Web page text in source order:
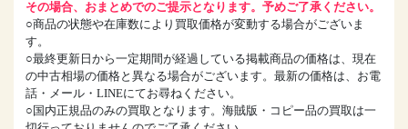
その場合、おまとめでのご提示となります。予めご了承ください。
○商品の状態や在庫数により買取価格が変動する場合がございま
す。
○最終更新日から一定期間が経過している掲載商品の価格は、現在
の中古相場の価格と異なる場合がございます。最新の価格は、お電
話・メール・LINEにてお尋ねください。
○国内正規品のみの買取となります。海賊版・コピー品の買取は一